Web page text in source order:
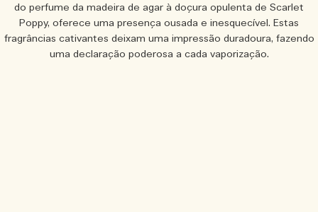
do perfume da madeira de agar à doçura opulenta de Scarlet
Poppy, oferece uma presença ousada e inesquecível. Estas
fragrâncias cativantes deixam uma impressão duradoura, fazendo
uma declaração poderosa a cada vaporização.